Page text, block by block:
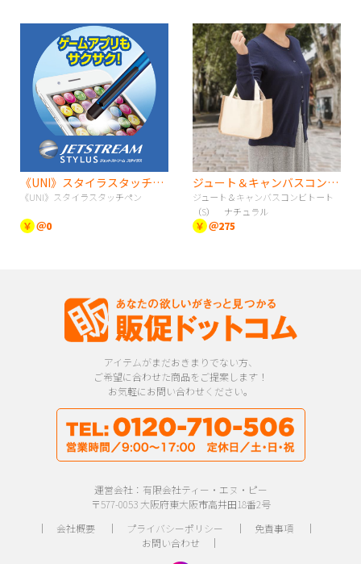
《UNI》スタイラスタッチペン
《UNI》スタイラスタッチペン
￥ ＠0
ジュート＆キャンバスコンビトート（S） ナチュラル
ジュート＆キャンバスコンビトート
（S） ナチュラル
￥ ＠275
アイテムがまだおきまりでない方、
ご希望に合わせた商品をご提案します！
お気軽にお問い合わせください。
運営会社：有限会社ティー・エヌ・ピー
〒577-0053 大阪府東大阪市高井田18番2号
｜ 会社概要｜ プライバシーポリシー ｜ 免責事項｜
お問い合わせ ｜